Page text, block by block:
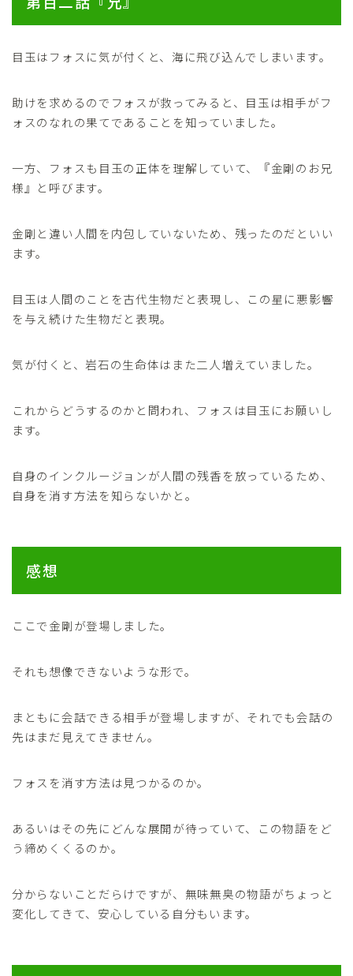
目玉はフォスに気が付くと、海に飛び込んでしまいます。
助けを求めるのでフォスが救ってみると、目玉は相手がフ
ォスのなれの果てであることを知っていました。
一方、フォスも目玉の正体を理解していて、『金剛のお兄
様』と呼びます。
金剛と違い人間を内包していないため、残ったのだといい
ます。
目玉は人間のことを古代生物だと表現し、この星に悪影響
を与え続けた生物だと表現。
気が付くと、岩石の生命体はまた二人増えていました。
これからどうするのかと問われ、フォスは目玉にお願いし
ます。
自身のインクルージョンが人間の残香を放っているため、
自身を消す方法を知らないかと。
感想
ここで金剛が登場しました。
それも想像できないような形で。
まともに会話できる相手が登場しますが、それでも会話の
先はまだ見えてきません。
フォスを消す方法は見つかるのか。
あるいはその先にどんな展開が待っていて、この物語をど
う締めくくるのか。
分からないことだらけですが、無味無臭の物語がちょっと
変化してきて、安心している自分もいます。